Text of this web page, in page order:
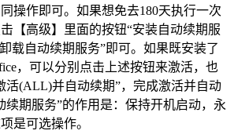
操作即可。如果想免去180天执行一次
【高级】里面的按钮“安装自动续期服
载自动续期服务”即可。如果既安装了
，可以分别点击上述按钮来激活，也
活(ALL)并自动续期”，完成激活并自动
续期服务”的作用是：保持开机启动，永
是可选操作。